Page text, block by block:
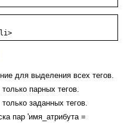
li>
для выделения всех тегов.
парных тегов.
заданных тегов.
пар 'имя_атрибута =